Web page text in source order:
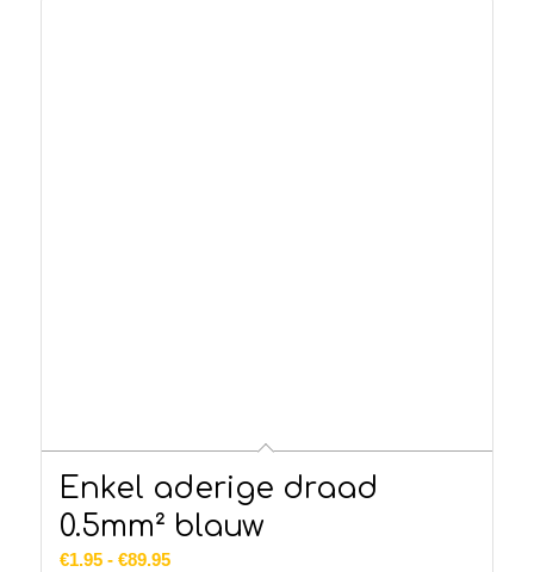
Enkel aderige draad
0.5mm² blauw
€1.95 - €89.95Prijsklasse: